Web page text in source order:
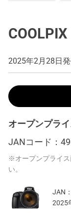
2025年2月28日
オープンプラ
JANコード：
※オープンプライス
い。
JAN：
2025